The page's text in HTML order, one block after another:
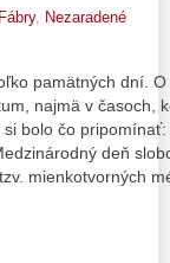
, Nezaradené
pamätných dní.
najmä v časoch,
bolo čo
deň
mienkotvorných